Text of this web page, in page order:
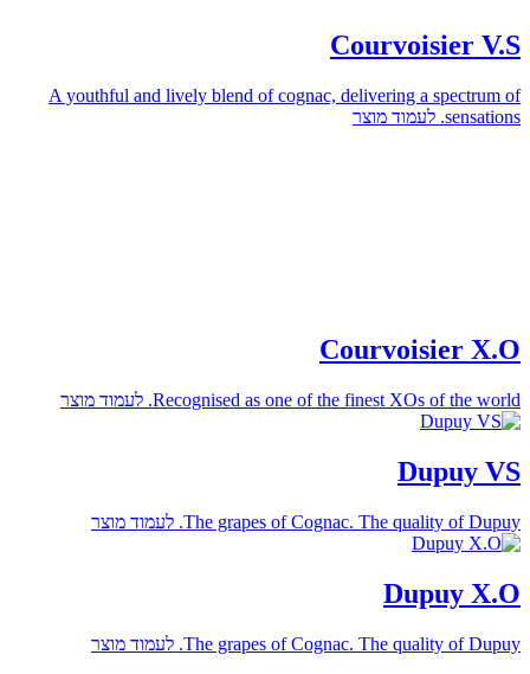
Courvoisier V.S
A youthful and lively blend of cognac, delivering a spectrum of
sensations. לעמוד מוצר
Courvoisier X.O
Recognised as one of the finest XOs of the world. לעמוד מוצר
Dupuy VS
The grapes of Cognac. The quality of Dupuy. לעמוד מוצר
Dupuy X.O
The grapes of Cognac. The quality of Dupuy. לעמוד מוצר